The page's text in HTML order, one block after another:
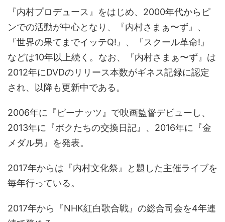
『内村プロデュース』をはじめ、2000年代からピ
ンでの活動が中心となり、『内村さまぁ〜ず』、
『世界の果てまでイッテQ!』、『スクール革命!』
などは10年以上続く。なお、『内村さまぁ〜ず』は
2012年にDVDのリリース本数がギネス記録に認定
され、以降も更新中である。
2006年に『ピーナッツ』で映画監督デビューし、
2013年に『ボクたちの交換日記』、2016年に『金
メダル男』を発表。
2017年からは『内村文化祭』と題した主催ライブを
毎年行っている。
2017年から『NHK紅白歌合戦』の総合司会を4年連